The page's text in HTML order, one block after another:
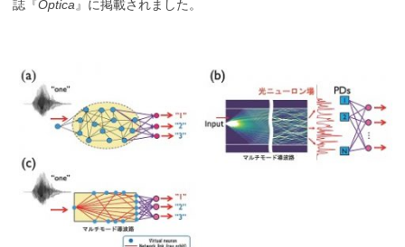
誌『Optica 』に掲載されました。